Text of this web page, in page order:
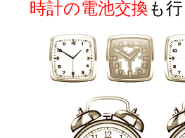
時計の電池交換も